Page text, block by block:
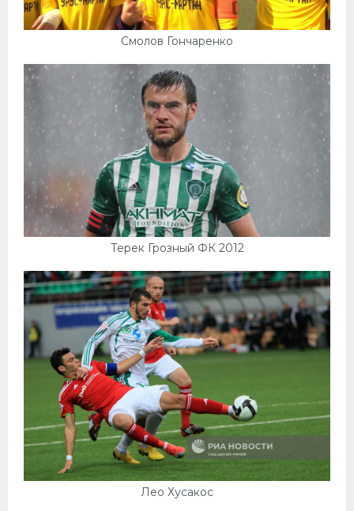
Смолов Гончаренко
Терек Грозный ФК 2012
Лео Хусакос